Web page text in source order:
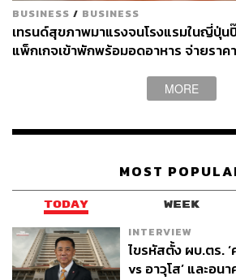
สาธารณสุข จึงขอแสดงจุดยืนสนับสนุนข้อ
ทานตะวันและแบม โดยเฉพาะอย่างยิ่งก
ประกันตัวให้ผู้ต้องหาคดีทางการเมืองทุก
กระบวนการยุติธรรมพิจารณาคืนสิทธิก
TAGS: คดีทางการเมือง การอดอาหาร
อรวรรณ ภู่พงษ์
Nurses Connect
BUSINESS / BUSINESS
เทรนด์สุขภาพมาแรงจนโรงแรมในญี่ปุ่น
แพ็กเกจเข้าพักพร้อมอดอาหาร จ่ายราค
MORE
MOST
TODAY WEEK
INTERVIEW
ไขรหัสตั้ง ผบ.ตร.
vs อาวุโส’ และอน